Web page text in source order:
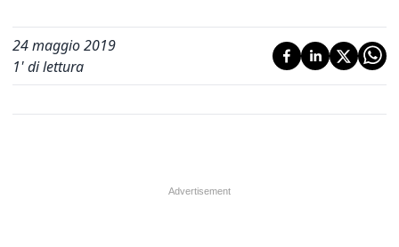
24 maggio 2019
1' di lettura